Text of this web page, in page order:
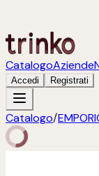
CatalogoAziende
Accedi Registrati
Catalogo/